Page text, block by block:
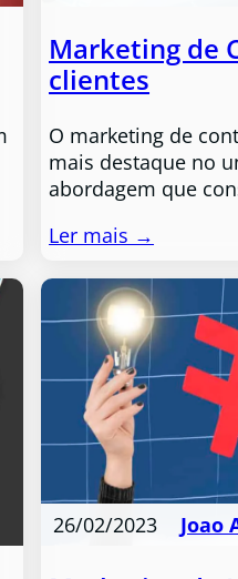
Marketing de
clientes
O marketing de
mais destaque no
abordagem que
Ler mais →
26/02/2023 Joao